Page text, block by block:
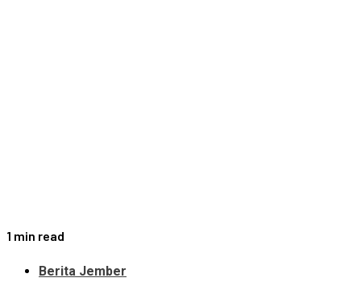
1 min read
Berita Jember